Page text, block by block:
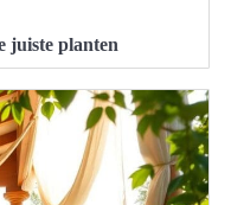
juiste planten